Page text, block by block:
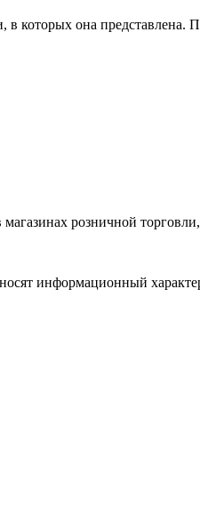
она представлена.
розничной торговли,
информационный